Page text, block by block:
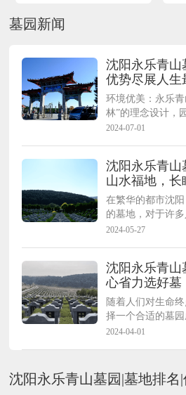
墓园新闻
沈阳永乐青山
优势尽展人生
环境优美：永乐
林”的理念设计，
成了山清水秀、鸟
2024-07-01
沈阳永乐青山
山水福地，长
在繁华的都市沈
的墓地，对于许
又重要的事情。永
光。
2024-05-27
沈阳永乐青山
心省力选好墓
随着人们对生命
择一个合适的墓园
议题。沈阳永乐青
2024-04-01
沈阳永乐青山墓园|墓地排名